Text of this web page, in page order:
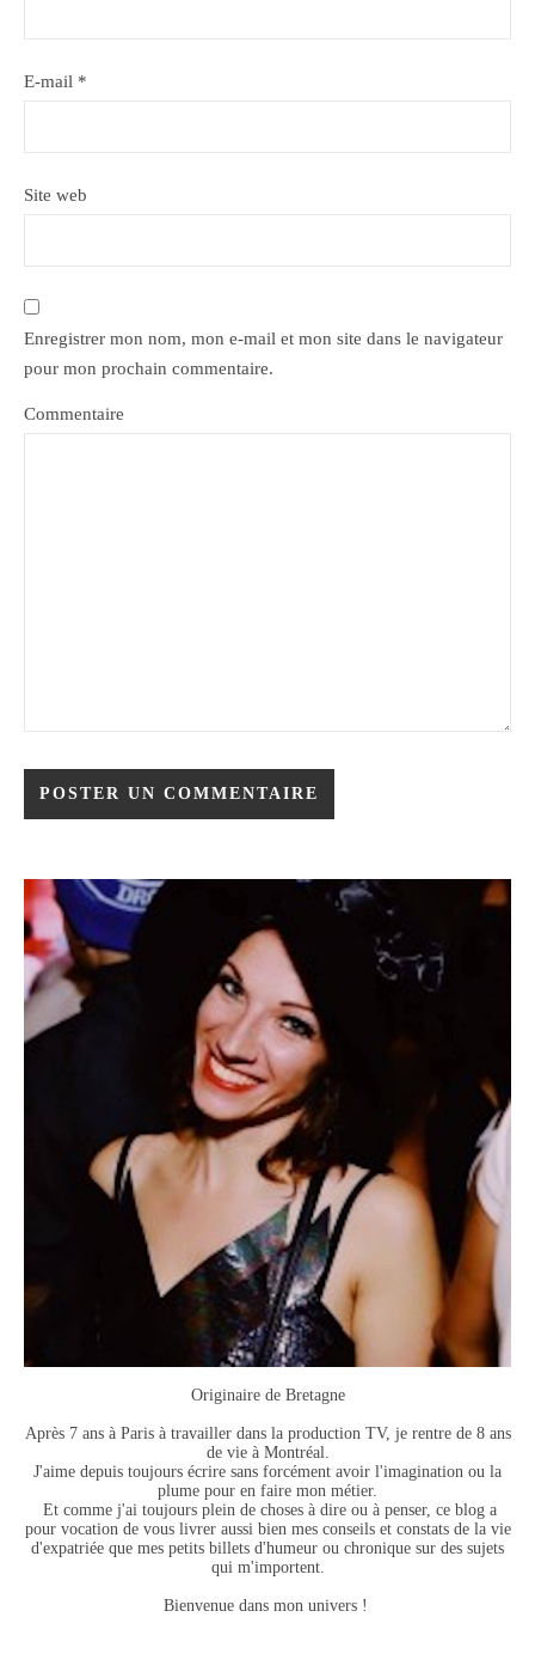
E-mail *
Site web
Enregistrer mon nom, mon e-mail et mon site dans le navigateur
pour mon prochain commentaire.
Commentaire
Originaire de Bretagne
Après 7 ans à Paris à travailler dans la production TV, je rentre de 8 ans
de vie à Montréal.
J'aime depuis toujours écrire sans forcément avoir l'imagination ou la
plume pour en faire mon métier.
Et comme j'ai toujours plein de choses à dire ou à penser, ce blog a
pour vocation de vous livrer aussi bien mes conseils et constats de la vie
d'expatriée que mes petits billets d'humeur ou chronique sur des sujets
qui m'importent.
Bienvenue dans mon univers !